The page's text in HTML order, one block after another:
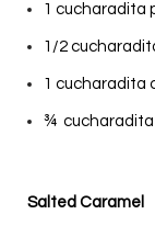
1 cucharadita
1/2
1 cucharadita
¾ cucharadita
Salted Caramel